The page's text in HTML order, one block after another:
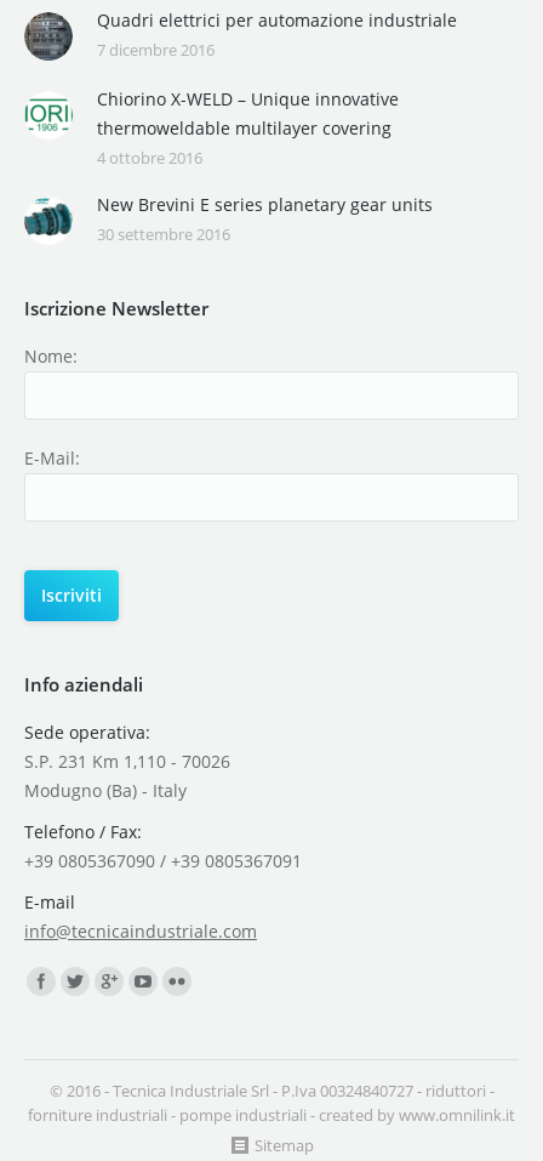
Quadri elettrici per automazione industriale
7 dicembre 2016
Chiorino X-WELD – Unique innovative
thermoweldable multilayer covering
4 ottobre 2016
New Brevini E series planetary gear units
30 settembre 2016
Iscrizione Newsletter
Nome:
E-Mail:
Info aziendali
Sede operativa:
S.P. 231 Km 1,110 - 70026
Modugno (Ba) - Italy
Telefono / Fax:
+39 0805367090 / +39 0805367091
E-mail
info@tecnicaindustriale.com
Find us on:
© 2016 - Tecnica Industriale Srl - P.Iva 00324840727 - riduttori -
forniture industriali - pompe industriali - created bywww.omnilink.it
Sitemap